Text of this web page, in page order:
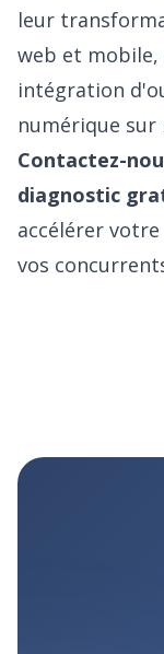
leur
web et
intégration
numérique sur
Contactez-
diagnostic
accélérer
vos